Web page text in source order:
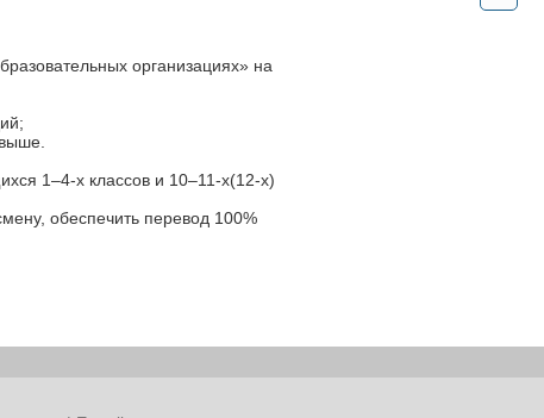
организациях» на
1–4-х классов и 10–11-х(12-х)
обеспечить перевод 100%